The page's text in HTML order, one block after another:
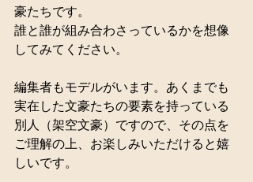
豪たちです。
誰と誰が組み合わさっているかを想像
してみてください。
​編集者もモデルがいます。あくまでも
実在した文豪たちの要素を持っている
別人（架空文豪）ですので、その点を
ご理解の上、お楽しみいただけると嬉
しいです。